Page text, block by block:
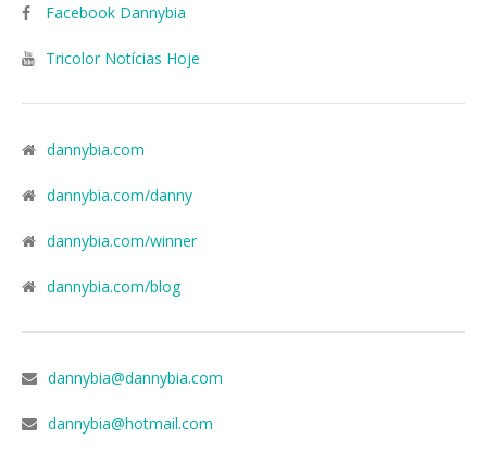
Facebook Dannybia
Tricolor Notícias Hoje
dannybia.com
dannybia.com/danny
dannybia.com/winner
dannybia.com/blog
dannybia@dannybia.com
dannybia@hotmail.com